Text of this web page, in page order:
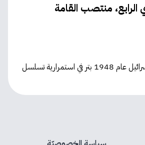
الرابع، منتصب القامة
نتج عن إقامة دولة إسرائيل عام 1948 بتر في استمرارية تسلسل